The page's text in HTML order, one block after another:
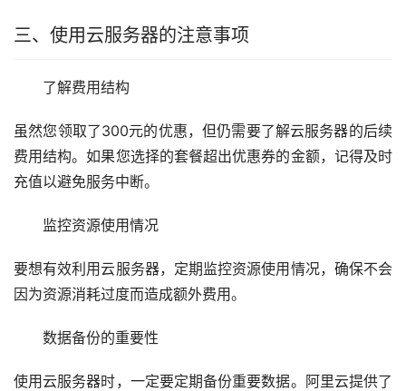
三、使用云服务器的注意事项
了解费用结构
虽然您领取了300元的优惠，但仍需要了解云服务器的后续
费用结构。如果您选择的套餐超出优惠券的金额，记得及时
充值以避免服务中断。
监控资源使用情况
要想有效利用云服务器，定期监控资源使用情况，确保不会
因为资源消耗过度而造成额外费用。
数据备份的重要性
使用云服务器时，一定要定期备份重要数据。阿里云提供了